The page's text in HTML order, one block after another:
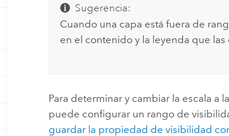
Sugerencia:
Cuando una capa está fuera de
en el contenido y la leyenda que
Para determinar y cambiar la escala a
puede configurar un rango de
guardar la propiedad de visibilidad